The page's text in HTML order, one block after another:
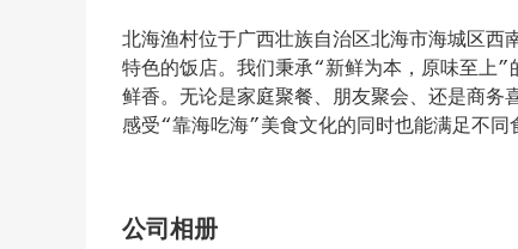
北海渔村位于广西壮族自治区北海市海城区西
特色的饭店。我们秉承“新鲜为本，原味至上
鲜香。无论是家庭聚餐、朋友聚会、还是商务
感受“靠海吃海”美食文化的同时也能满足不同
公司相册